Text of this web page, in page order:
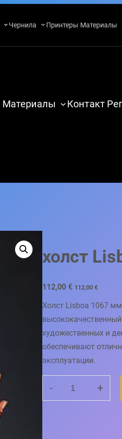
Чернила Принтеры Материалы
Материалы Контакт
холст
112,00€ 112,00€
Холст Lisboa 1067
художественных и
обеспечивают
эксплуатации.
О
+
-